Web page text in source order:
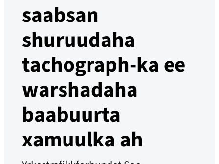
saabsan
shuruudaha
tachograph-ka ee
warshadaha
baabuurta
xamuulka ah